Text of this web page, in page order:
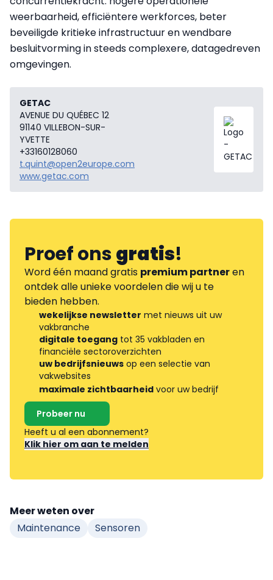
weerbaarheid, efficiëntere werkforces, beter
beveiligde kritieke infrastructuur en wendbare
besluitvorming in steeds complexere, datagedreven
omgevingen.
GETAC
AVENUE DU QUÉBEC 12
91140 VILLEBON-SUR-
YVETTE
+33160128060
t.quint@open2europe.com
www.getac.com
Proef onsgratis!
Word één maand gratis premium partneren
ontdek alle unieke voordelen die wij u te
bieden hebben.
wekelijkse newsletter met nieuws uit uw
vakbranche
digitale toegang tot 35 vakbladen en
financiële sectoroverzichten
uw bedrijfsnieuws op een selectie van
vakwebsites
maximale zichtbaarheid voor uw bedrijf
Probeer nu
Heeft u al een abonnement?
Klik hier om aan te melden
Meer weten over
Maintenance
Sensoren